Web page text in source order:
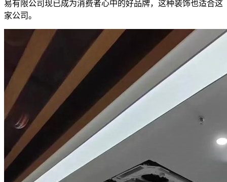
易有限公司现已成为消费者心中的好品牌，这种装饰也适合这
家公司。